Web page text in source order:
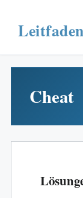
content
Cheat